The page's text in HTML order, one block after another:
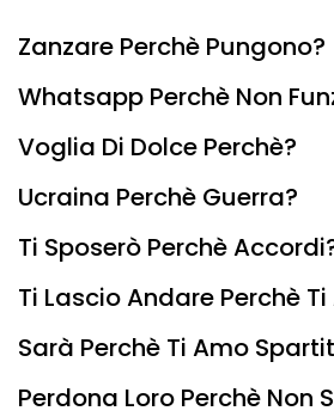
Zanzare Perchè Pungono?
Whatsapp Perchè Non
Voglia Di Dolce Perchè?
Ucraina Perchè Guerra?
Ti Sposerò Perchè
Ti Lascio Andare Perchè
Sarà Perchè Ti Amo
Perdona Loro Perchè Non